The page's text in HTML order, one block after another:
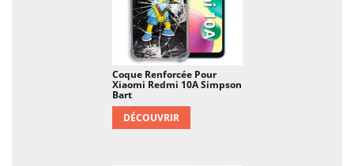
Coque Renforcée Pour
Xiaomi Redmi 10A Simpson
Bart
DÉCOUVRIR